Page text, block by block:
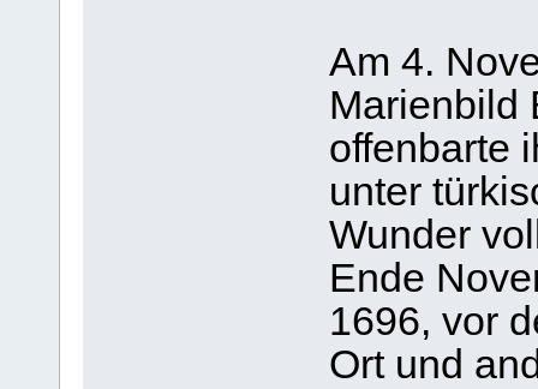
Am 4.
Marienbild
offenbarte
unter
Wunder
Ende
1696, vor
Ort und